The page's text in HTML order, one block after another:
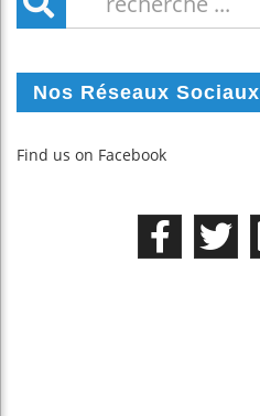
Nos Réseaux Sociaux
Find us on Facebook